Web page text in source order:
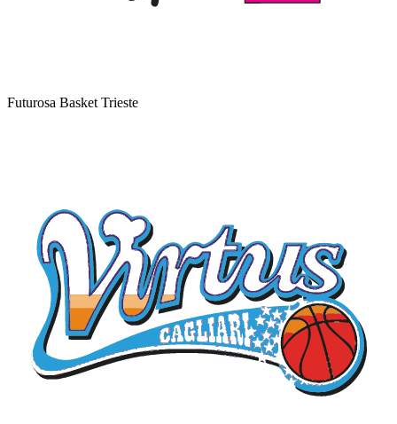
Futurosa Basket Trieste